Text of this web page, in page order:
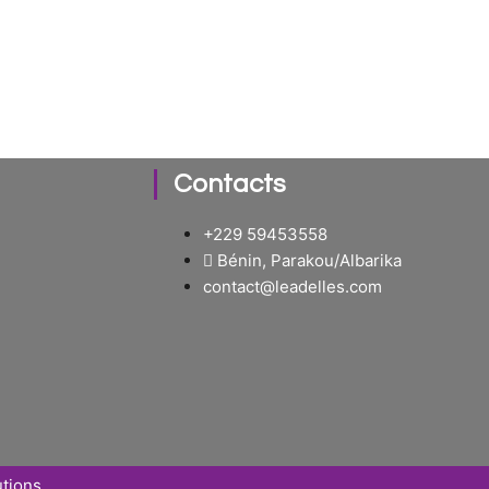
Contacts
+229 59453558
Bénin, Parakou/Albarika
contact@leadelles.com